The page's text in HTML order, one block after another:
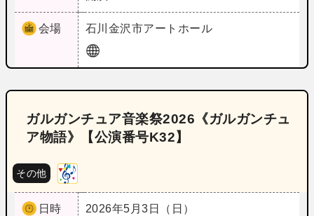
会場 石川 金沢市アートホール
ガルガンチュア音楽祭2026《ガルガンチュ
ア物語》【公演番号K32】
その他
日時
2026年5月3日（日）